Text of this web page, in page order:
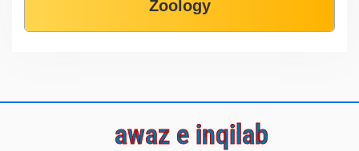
Zoology
awaz e inqilab